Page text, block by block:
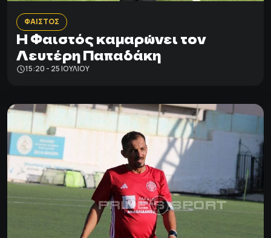
ΦΑΙΣΤΟΣ
Η Φαιστός καμαρώνει τον
Λευτέρη Παπαδάκη
15:20 - 25 ΙΟΥΛΊΟΥ